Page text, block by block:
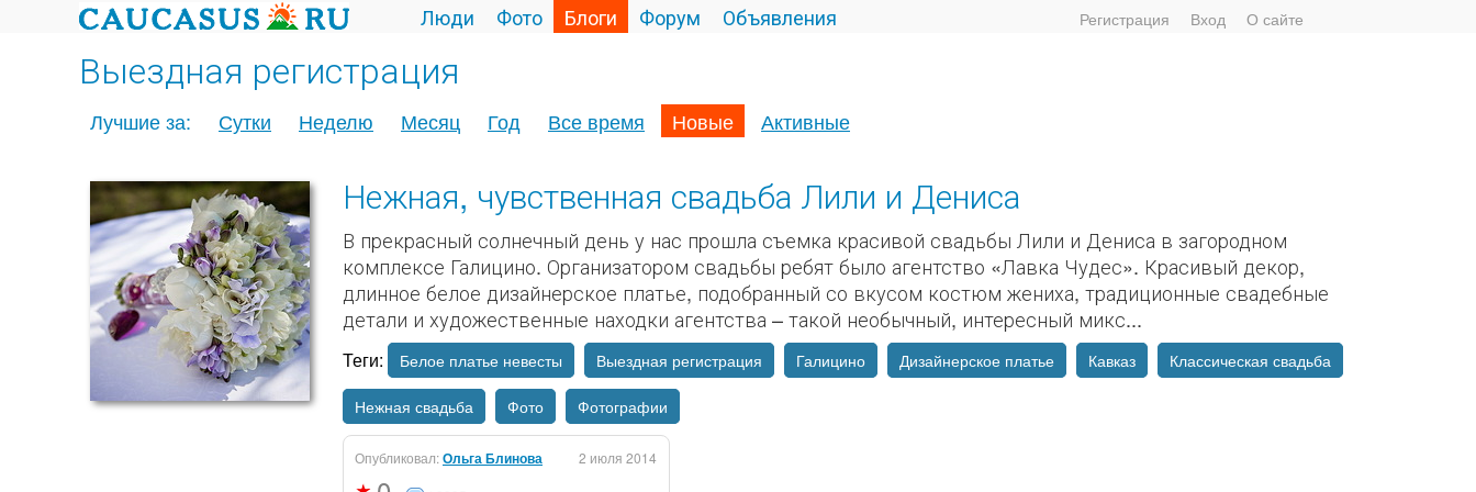
Люди Фото Блоги Форум Объявления Регистрация Вход О сайте
Выездная регистрация
Лучшие за: Сутки Неделю Месяц Год Все время Новые Активные
Нежная, чувственная свадьба Лили и Дениса
В прекрасный солнечный день у нас прошла съемка красивой свадьбы Лили и Дениса в загородном
комплексе Галицино. Организатором свадьбы ребят было агентство «Лавка Чудес». Красивый декор,
длинное белое дизайнерское платье, подобранный со вкусом костюм жениха, традиционные свадебные
детали и художественные находки агентства – такой необычный, интересный микс...
Теги: Белое платье невесты Выездная регистрация Галицино Дизайнерское платье Кавказ Классическая свадьба
Нежная свадьба Фото Фотографии
Опубликовал:Ольга Блинова 2 июля 2014